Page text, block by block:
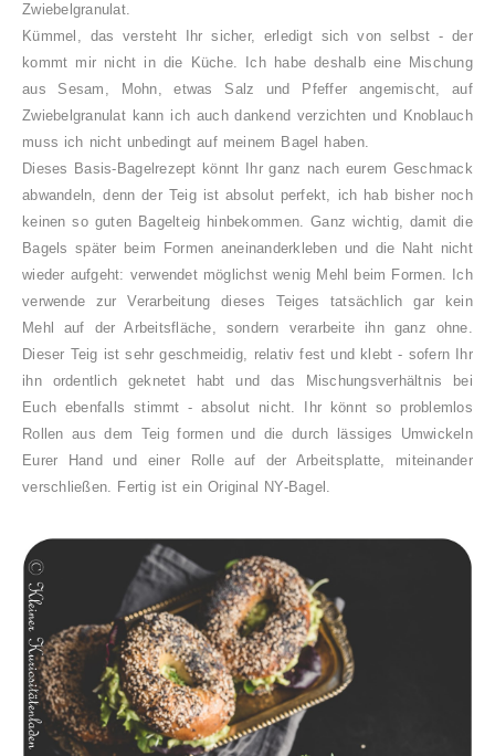
Zwiebelgranulat.
Kümmel, das versteht Ihr sicher, erledigt sich von selbst - der
kommt mir nicht in die Küche. Ich habe deshalb eine Mischung
aus Sesam, Mohn, etwas Salz und Pfeffer angemischt, auf
Zwiebelgranulat kann ich auch dankend verzichten und Knoblauch
muss ich nicht unbedingt auf meinem Bagel haben.
Dieses Basis-Bagelrezept könnt Ihr ganz nach eurem Geschmack
abwandeln, denn der Teig ist absolut perfekt, ich hab bisher noch
keinen so guten Bagelteig hinbekommen. Ganz wichtig, damit die
Bagels später beim Formen aneinanderkleben und die Naht nicht
wieder aufgeht: verwendet möglichst wenig Mehl beim Formen. Ich
verwende zur Verarbeitung dieses Teiges tatsächlich gar kein
Mehl auf der Arbeitsfläche, sondern verarbeite ihn ganz ohne.
Dieser Teig ist sehr geschmeidig, relativ fest und klebt - sofern Ihr
ihn ordentlich geknetet habt und das Mischungsverhältnis bei
Euch ebenfalls stimmt - absolut nicht. Ihr könnt so problemlos
Rollen aus dem Teig formen und die durch lässiges Umwickeln
Eurer Hand und einer Rolle auf der Arbeitsplatte, miteinander
verschließen. Fertig ist ein Original NY-Bagel.